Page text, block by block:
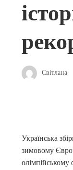
Світлана
Українська
зимовому
олімпійському